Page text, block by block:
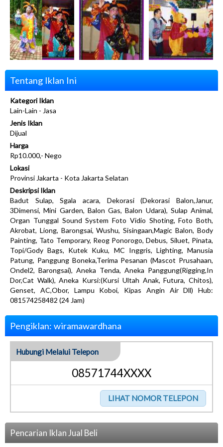
Tentang Iklan Ini
Kategori Iklan
Lain-Lain - Jasa
Jenis Iklan
Dijual
Harga
Rp10.000,- Nego
Lokasi
Provinsi Jakarta - Kota Jakarta Selatan
Deskripsi Iklan
Badut Sulap, Sgala acara, Dekorasi (Dekorasi Balon,Janur,
3Dimensi, Mini Garden, Balon Gas, Balon Udara), Sulap Animal,
Organ Tunggal Sound System Foto Vidio Shoting, Foto Both,
Akrobat, Liong, Barongsai, Wushu, Sisingaan,Magic Balon, Body
Painting, Tato Temporary, Reog Ponorogo, Debus, Siluet, Pinata,
Topi/Gody Bags, Kutek Kuku, MC Inggris, Lighting, Manusia
Patung, Panggung Boneka,Terima Pesanan (Mascot Prusahaan,
Ondel2, Barongsai), Aneka Tenda, Aneka Panggung(Rigging,In
Dor,Cat Walk), Aneka Kursi:(Kursi Ultah Anak, Futura, Chitos),
Genset, AC,Obor, Lampu Koboi, Kipas Angin Air Dll) Hub:
081574258482 (24 Jam)
Pengiklan: wiramawardhana
Hubungi Melalui Telepon
08571744XXXX
Pencarian Iklan Jual Beli